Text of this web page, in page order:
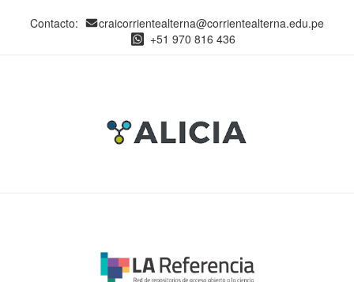
Contacto:
craicorrientealterna@corrientealterna.edu.pe
+51 970 816 436